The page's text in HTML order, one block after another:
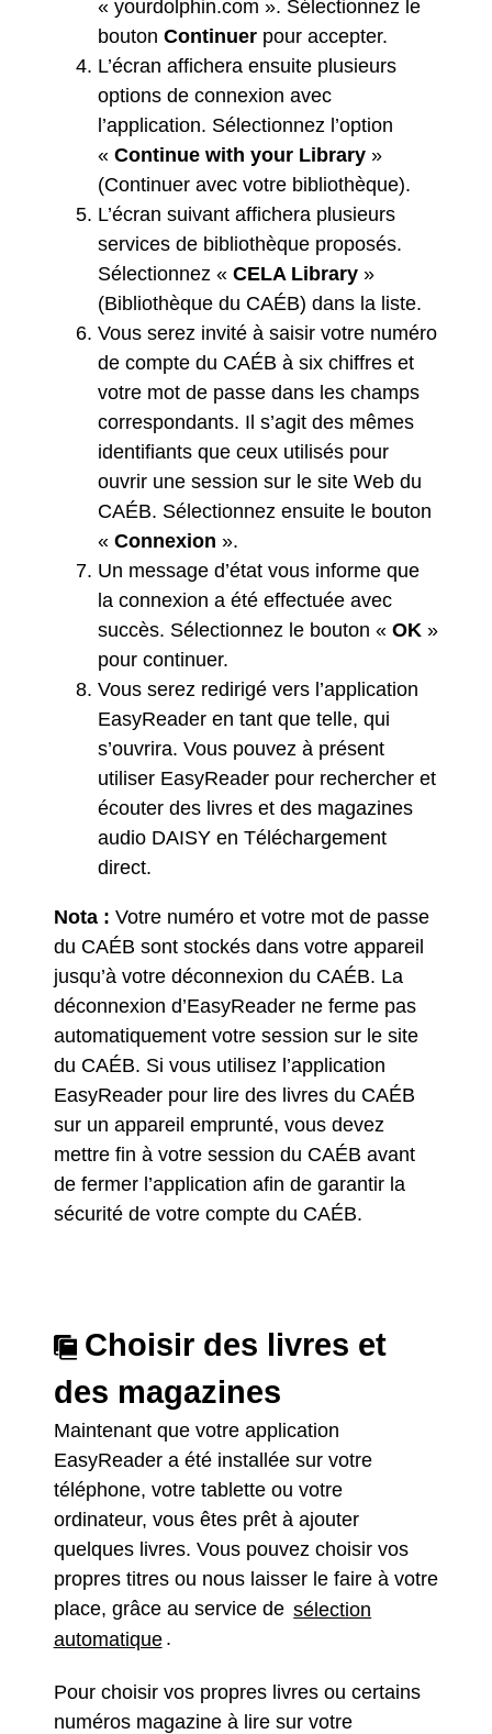
« yourdolphin.com ». Sélectionnez le
bouton Continuerpour accepter.
L’écran affichera ensuite plusieurs
options de connexion avec
l’application. Sélectionnez l’option
« Continue with your Library»
(Continuer avec votre bibliothèque).
L’écran suivant affichera plusieurs
services de bibliothèque proposés.
Sélectionnez « CELA Library»
(Bibliothèque du CAÉB) dans la liste.
Vous serez invité à saisir votre numéro
de compte du CAÉB à six chiffres et
votre mot de passe dans les champs
correspondants. Il s’agit des mêmes
identifiants que ceux utilisés pour
ouvrir une session sur le site Web du
CAÉB. Sélectionnez ensuite le bouton
« Connexion ».
Un message d’état vous informe que
la connexion a été effectuée avec
succès. Sélectionnez le bouton « OK »
pour continuer.
Vous serez redirigé vers l’application
EasyReader en tant que telle, qui
s’ouvrira. Vous pouvez à présent
utiliser EasyReader pour rechercher et
écouter des livres et des magazines
audio DAISY en Téléchargement
direct.
Nota : Votre numéro et votre mot de passe
du CAÉB sont stockés dans votre appareil
jusqu’à votre déconnexion du CAÉB. La
déconnexion d’EasyReader ne ferme pas
automatiquement votre session sur le site
du CAÉB. Si vous utilisez l’application
EasyReader pour lire des livres du CAÉB
sur un appareil emprunté, vous devez
mettre fin à votre session du CAÉB avant
de fermer l’application afin de garantir la
sécurité de votre compte du CAÉB.
Choisir des livres et
des magazines
Maintenant que votre application
EasyReader a été installée sur votre
téléphone, votre tablette ou votre
ordinateur, vous êtes prêt à ajouter
quelques livres. Vous pouvez choisir vos
propres titres ou nous laisser le faire à votre
place, grâce au service de sélection
automatique .
Pour choisir vos propres livres ou certains
numéros magazine à lire sur votre